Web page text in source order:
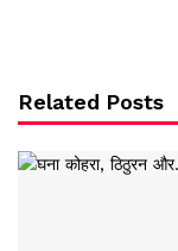
Related Posts